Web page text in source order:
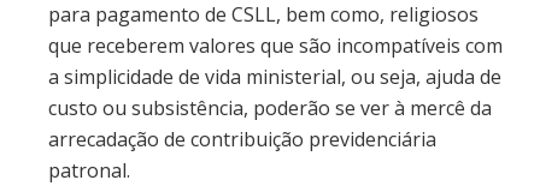
para pagamento de CSLL, bem como, religiosos
que receberem valores que são incompatíveis com
a simplicidade de vida ministerial, ou seja, ajuda de
custo ou subsistência, poderão se ver à mercê da
arrecadação de contribuição previdenciária
patronal.